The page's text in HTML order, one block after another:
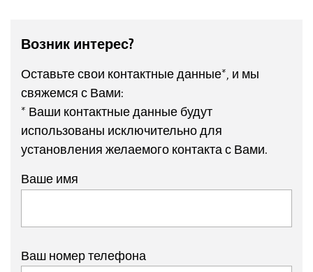
Возник интерес?
Оставьте свои контактные данные*, и мы
свяжемся с Вами:
* Ваши контактные данные будут
использованы исключительно для
установления желаемого контакта с Вами.
Ваше имя
Ваш номер телефона